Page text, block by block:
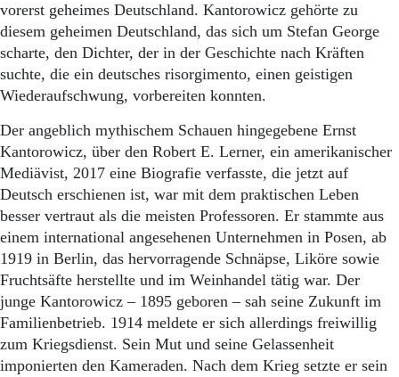
vorerst geheimes Deutschland. Kantorowicz gehörte zu
diesem geheimen Deutschland, das sich um Stefan George
scharte, den Dichter, der in der Geschichte nach Kräften
suchte, die ein deutsches risorgimento, einen geistigen
Wiederaufschwung, vorbereiten konnten.
Der angeblich mythischem Schauen hingegebene Ernst
Kantorowicz, über den Robert E. Lerner, ein amerikanischer
Mediävist, 2017 eine Biografie verfasste, die jetzt auf
Deutsch erschienen ist, war mit dem praktischen Leben
besser vertraut als die meisten Professoren. Er stammte aus
einem international angesehenen Unternehmen in Posen, ab
1919 in Berlin, das hervorragende Schnäpse, Liköre sowie
Fruchtsäfte herstellte und im Weinhandel tätig war. Der
junge Kantorowicz – 1895 geboren – sah seine Zukunft im
Familienbetrieb. 1914 meldete er sich allerdings freiwillig
zum Kriegsdienst. Sein Mut und seine Gelassenheit
imponierten den Kameraden. Nach dem Krieg setzte er sein